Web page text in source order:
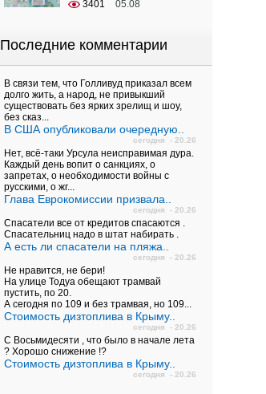
3401 05.08
Последние комментарии
В связи тем, что Голливуд приказал всем
долго жить, а народ, не привыкший
существовать без ярких зрелищ и шоу,
без сказ...
В США опубликовали очередную..
сегодня - 20.26
Нет, всё-таки Урсула неисправимая дура.
Каждый день вопит о санкциях, о
запретах, о необходимости войны с
русскими, о жг...
Глава Еврокомиссии призвала..
сегодня - 20.26
Спасатели все от кредитов спасаются .
Спасательниц надо в штат набирать .
А есть ли спасатели на пляжа..
сегодня - 20.26
Не нравится, не бери!
На улице Тодуа обещают трамвай
пустить, по 20.
А сегодня по 109 и без трамвая, но 109...
Стоимость дизтоплива в Крыму..
сегодня - 20.26
С Восьмидесяти , что было в начале лета
? Хорошо снижение !?
Стоимость дизтоплива в Крыму..
сегодня - 20.26